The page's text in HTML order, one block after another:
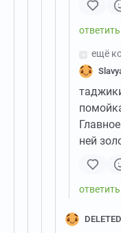
ещё
ней
DELETED